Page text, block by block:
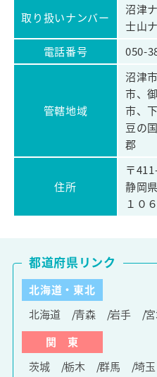
取り扱いナンバー
沼津
士山
電話番号
050-
管轄地域
沼津
市、
市、
豆の
郡
住所
〒
静岡
１０
北海道・東北
北海道
青森 岩手
関 東
茨城
栃木 群馬 埼玉
都道府県リンク